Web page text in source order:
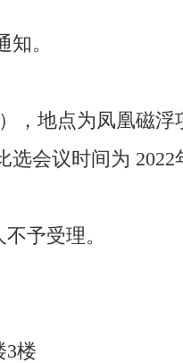
。
，地点为凤凰磁
会议时间为 2022
予受理。
楼